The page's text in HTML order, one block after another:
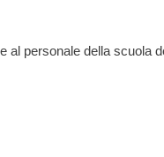
al personale della